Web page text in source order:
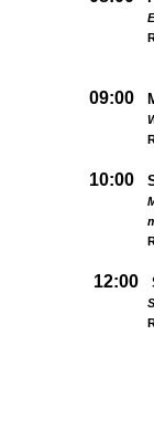
09:00
10:00
12:00